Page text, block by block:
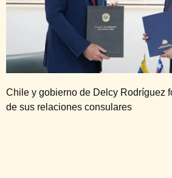
Chile y gobierno de Delcy Rodríguez
de sus relaciones consulares